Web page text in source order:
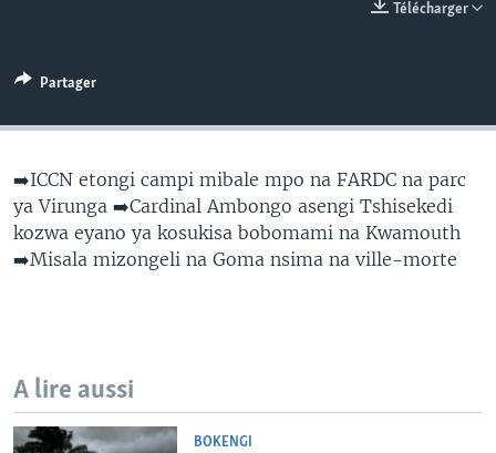
Télécharger
Partager
➡️ICCN etongi campi mibale mpo na FARDC na parc
ya Virunga ➡️Cardinal Ambongo asengi Tshisekedi
kozwa eyano ya kosukisa bobomami na Kwamouth
➡️Misala mizongeli na Goma nsima na ville-morte
A lire aussi
BOKENGI